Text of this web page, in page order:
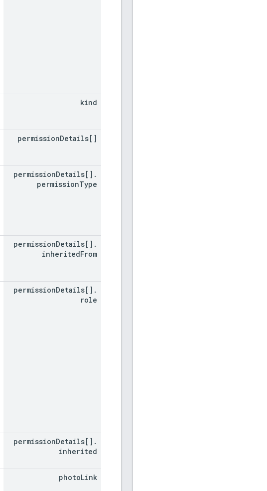
kind
permissionDetails[]
permissionDetails[] .
permissionType
permissionDetails[] .
inheritedFrom
permissionDetails[] .
role
permissionDetails[] .
inherited
photoLink